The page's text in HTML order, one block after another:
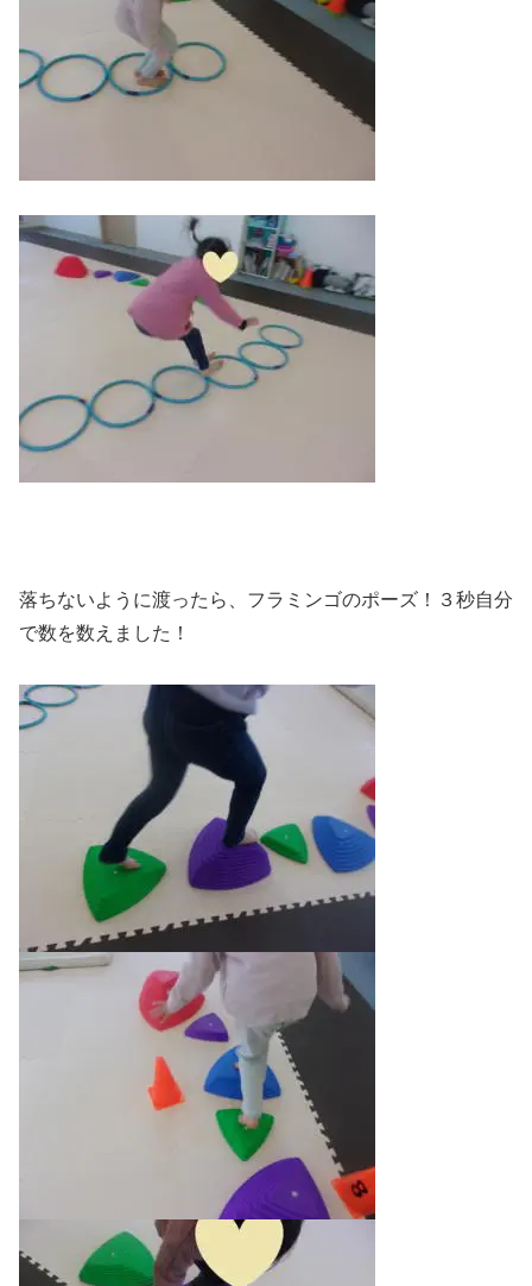
落ちないように渡ったら、フラミンゴのポーズ！３秒自分
で数を数えました！